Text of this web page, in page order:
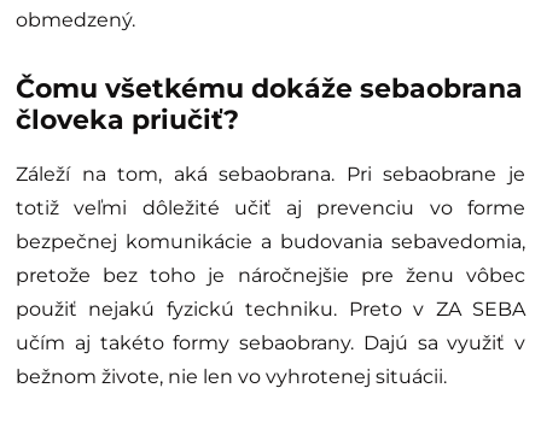
obmedzený.
Čomu všetkému dokáže sebaobrana
človeka priučiť?
Záleží na tom, aká sebaobrana. Pri sebaobrane je
totiž veľmi dôležité učiť aj prevenciu vo forme
bezpečnej komunikácie a budovania sebavedomia,
pretože bez toho je náročnejšie pre ženu vôbec
použiť nejakú fyzickú techniku. Preto v ZA SEBA
učím aj takéto formy sebaobrany. Dajú sa využiť v
bežnom živote, nie len vo vyhrotenej situácii.